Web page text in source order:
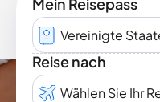
Vereinigte
Reise nach
Wählen Sie Ihr